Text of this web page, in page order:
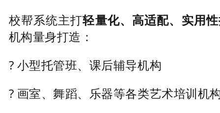
校帮系统主打轻量化、高适配、实用
机构量身打造：
? 小型托管班、课后辅导机构
? 画室、舞蹈、乐器等各类艺术培训机